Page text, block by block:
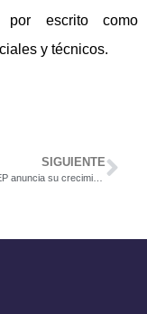
por escrito como
y técnicos.
SIGUIENTE
Empresa GEP anuncia su crecimiento en Costa Rica y espera contratar a 200 personas más en los próximos dos años